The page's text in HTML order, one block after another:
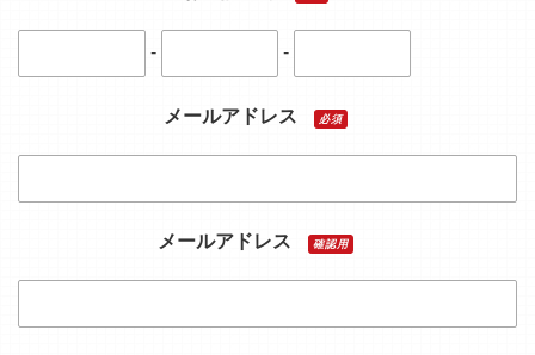
- -
メールアドレス 必須
メールアドレス 確認用